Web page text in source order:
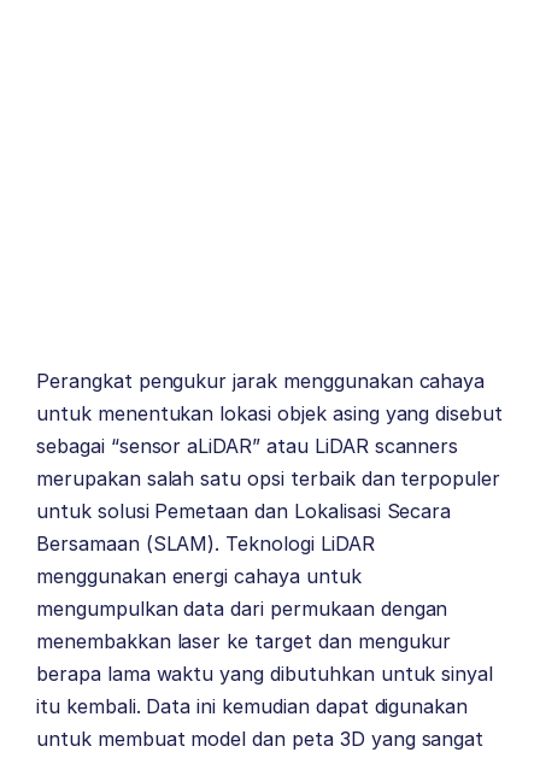
Perangkat pengukur jarak menggunakan cahaya
untuk menentukan lokasi objek asing yang disebut
sebagai “sensor aLiDAR” atau LiDAR scanners
merupakan salah satu opsi terbaik dan terpopuler
untuk solusi Pemetaan dan Lokalisasi Secara
Bersamaan (SLAM). Teknologi LiDAR
menggunakan energi cahaya untuk
mengumpulkan data dari permukaan dengan
menembakkan laser ke target dan mengukur
berapa lama waktu yang dibutuhkan untuk sinyal
itu kembali. Data ini kemudian dapat digunakan
untuk membuat model dan peta 3D yang sangat